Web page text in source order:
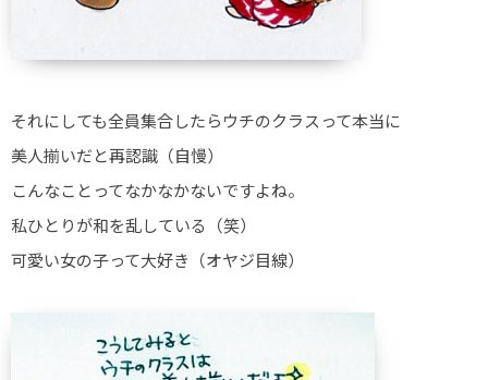
それにしても全員集合したらウチのクラスって本当に
美人揃いだと再認識（自慢）
こんなことってなかなかないですよね。
私ひとりが和を乱している（笑）
可愛い女の子って大好き（オヤジ目線）